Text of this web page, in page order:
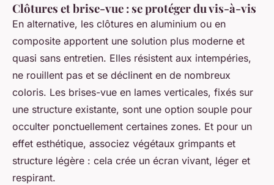
Clôtures et brise-vue : se protéger du vis-à-vis
En alternative, les clôtures en aluminium ou en
composite apportent une solution plus moderne et
quasi sans entretien. Elles résistent aux intempéries,
ne rouillent pas et se déclinent en de nombreux
coloris. Les brises-vue en lames verticales, fixés sur
une structure existante, sont une option souple pour
occulter ponctuellement certaines zones. Et pour un
effet esthétique, associez végétaux grimpants et
structure légère : cela crée un écran vivant, léger et
respirant.